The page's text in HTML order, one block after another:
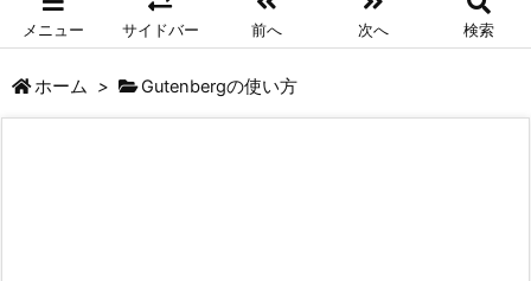
メニュー サイドバー 前へ 次へ 検索
ホーム > Gutenbergの使い方